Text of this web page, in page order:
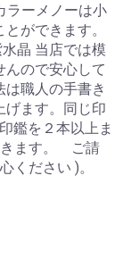
ラーメノーは小
ができます。
晶 当店では模
ので安心して
職人の手書き
げます。同じ印
鑑を２本以上ま
きます。 ご請
ください )。